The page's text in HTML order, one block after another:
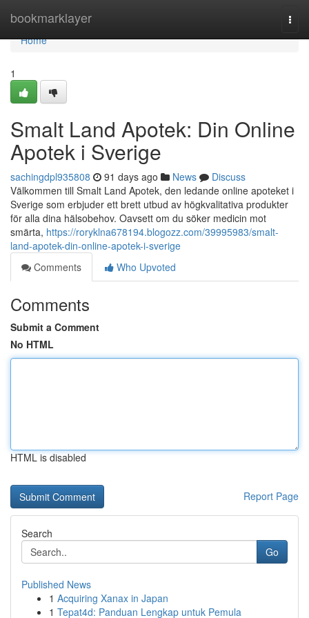
bookmarklayer
Home
Home
1
Smalt Land Apotek: Din Online
Apotek i Sverige
sachingdpl935808 91 days ago News
Discuss
Välkommen till Smalt Land Apotek, den ledande online apoteket i
Sverige som erbjuder ett brett utbud av högkvalitativa produkter
för alla dina hälsobehov. Oavsett om du söker medicin mot
smärta, https://roryklna678194.blogozz.com/39995983/smalt-
land-apotek-din-online-apotek-i-sverige
Comments
Who Upvoted
Comments
Submit a Comment
No HTML
HTML is disabled
Report Page
Search
Go
Published News
1 Acquiring Xanax in Japan
1 Tepat4d: Panduan Lengkap untuk Pemula